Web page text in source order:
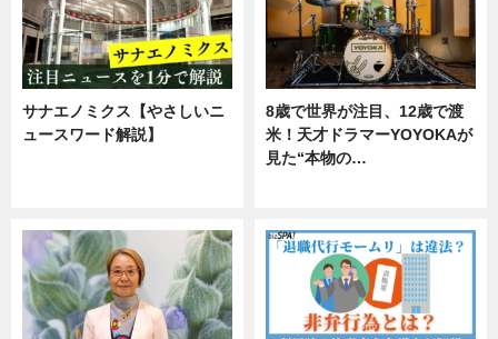
サナエノミクス【やさしいニ
ュースワード解説】
8歳で世界が注目、12歳で渡
米！天才ドラマーYOYOKAが
見た“本物の…